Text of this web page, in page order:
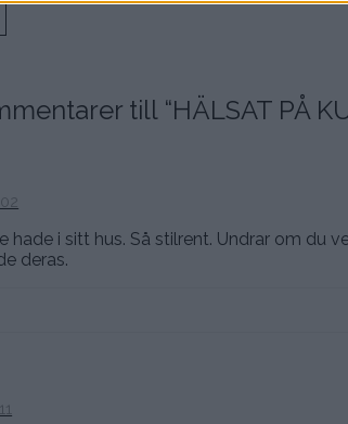
till “HÄLSAT PÅ
hade i sitt hus. Så stilrent. Undrar om du
deras.